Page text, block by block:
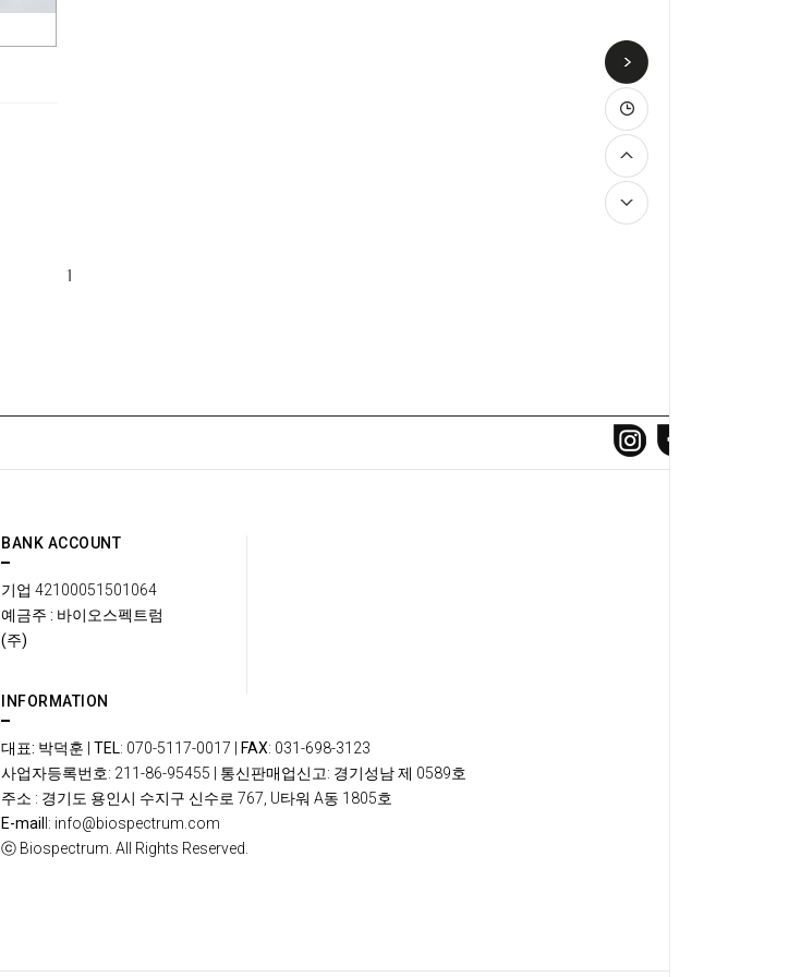
1
BANK ACCOUNT
기업 42100051501064
예금주 : 바이오스펙트럼
(주)
INFORMATION
대표: 박덕훈 TEL: 070-5117-0017 | FAX: 031-698-3123
사업자등록번호: 211-86-95455 | 통신판매업신고: 경기성남 제 0589호
주소 : 경기도 용인시 수지구 신수로 767, U타워 A동 1805호
E-mail l: info@biospectrum.com
ⓒ Biospectrum. All Rights Reserved.